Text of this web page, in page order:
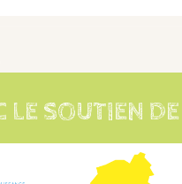
LE SOUTIEN DE